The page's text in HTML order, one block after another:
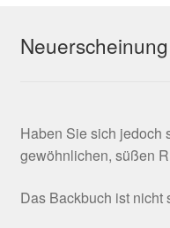
Neuerscheinung
Haben Sie sich jedoch
gewöhnlichen, süßen
Das Backbuch ist nicht